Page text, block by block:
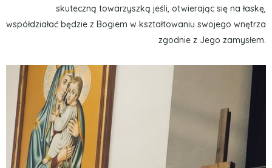
skuteczną towarzyszką jeśli, otwierając się na łaskę,
współdziałać będzie z Bogiem w kształtowaniu swojego wnętrza
zgodnie z Jego zamysłem.